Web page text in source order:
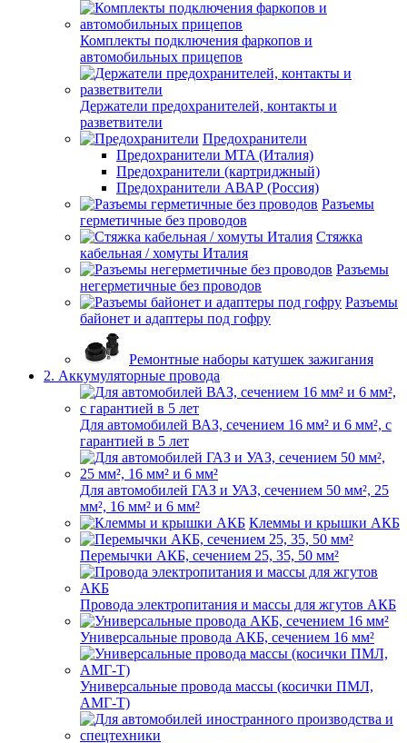
Комплекты подключения фаркопов и
автомобильных прицепов
Держатели предохранителей, контакты и
разветвители
Предохранители
Предохранители MTA (Италия)
Предохранители (картриджный)
Предохранители АВАР (Россия)
Разъемы
герметичные без проводов
Стяжка
кабельная / хомуты Италия
Разъемы
негерметичные без проводов
Разъемы
байонет и адаптеры под гофру
Ремонтные наборы катушек зажигания
2. Аккумуляторные провода
Для автомобилей ВАЗ, сечением 16 мм² и 6 мм², с
гарантией в 5 лет
Для автомобилей ГАЗ и УАЗ, сечением 50 мм², 25
мм², 16 мм² и 6 мм²
Клеммы и крышки АКБ
Перемычки АКБ, сечением 25, 35, 50 мм²
Провода электропитания и массы для жгутов АКБ
Универсальные провода АКБ, сечением 16 мм²
Универсальные провода массы (косички ПМЛ,
АМГ-Т)